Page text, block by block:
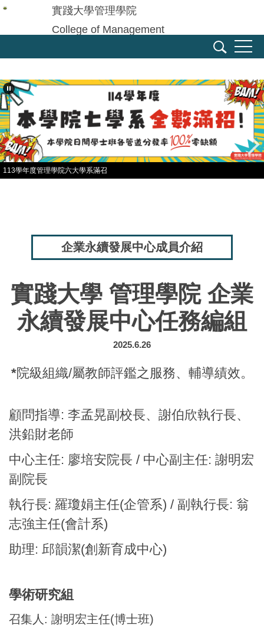
跳
主
容
區
實踐大學管理學院
College of Management
113學年度管理學院六大學系滿召
企業永續發展中心成員介紹
實踐大學 管理學院 企業
永續發展中心任務編組
2025.6.26
*院級組織/屬教師評鑑之服務、輔導績效。
顧問指導: 李孟晃副校長、謝伯欣執行長、
洪鉛財老師
中心主任: 廖培安院長 / 中心副主任: 謝明宏
副院長
執行長: 羅瓊娟主任(企管系) / 副執行長: 翁
志強主任(會計系)
助理: 邱韻潔(創新育成中心)
學術研究組
召集人: 謝明宏主任(博士班)